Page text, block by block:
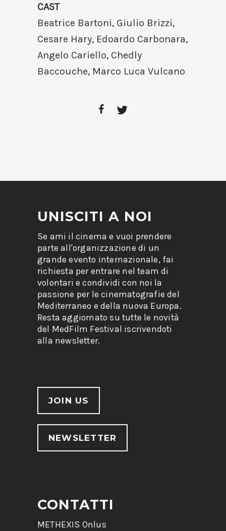
CAST
Beatrice Bartoni, Giulio Brizzi,
Cesare Hary, Edoardo Carbonara,
Angelo Cariello, Chedly
Baccouche, Marco Luca Vulcano
UNISCITI A NOI
Se ami il cinema e vuoi prendere
parte all'organizzazione di un
grande evento internazionale, fai
richiesta per entrare nel team di
volontari e condividi con noi la
passione per le cinematografie del
Mediterraneo e della nuova Europa.
Resta aggiornato su tutte le novità
del MedFilm Festival iscrivendoti
alla newsletter.
JOIN US
NEWSLETTER
CONTATTI
METHEXIS Onlus